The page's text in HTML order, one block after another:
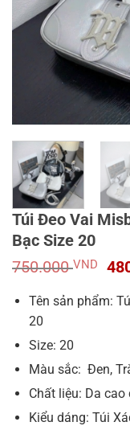
Túi Đeo Vai
Bạc Size 20
750.000VND
Giá
là:
Tên sản phẩm:
20
Size: 20
Màu sắc: Đen,
Chất liệu: Da cao
Kiểu dáng: Túi